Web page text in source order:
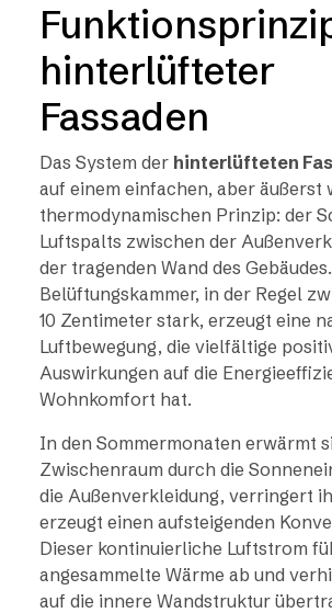
hinterlüfteter
Fassaden
Das System der hinterlüfteten
auf einem einfachen, aber äußerst
thermodynamischen Prinzip: der
Luftspalts zwischen der
der tragenden Wand des
Belüftungskammer, in der Regel
10 Zentimeter stark, erzeugt eine
Luftbewegung, die vielfältige
Auswirkungen auf die
Wohnkomfort hat.
In den Sommermonaten erwärmt
Zwischenraum durch die
die Außenverkleidung, verringert
erzeugt einen aufsteigenden
Dieser kontinuierliche Luftstrom
angesammelte Wärme ab und
auf die innere Wandstruktur